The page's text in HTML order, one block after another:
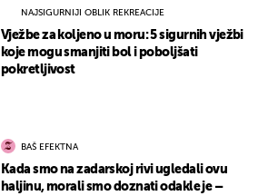
NAJSIGURNIJI OBLIK REKREACIJE
Vježbe za koljeno u moru: 5 sigurnih vježbi
koje mogu smanjiti bol i poboljšati
pokretljivost
BAŠ EFEKTNA
Kada smo na zadarskoj rivi ugledali ovu
haljinu, morali smo doznati odakle je –